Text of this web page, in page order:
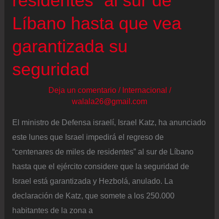
Netanyahu
Líbano hasta que vea
garantizada su
seguridad
Deja un comentario / Internacional /
walala26@gmail.com
El ministro de Defensa israelí, Israel Katz, ha anunciado
este lunes que Israel impedirá el regreso de
“centenares de miles de residentes” al sur de Líbano
hasta que el ejército considere que la seguridad de
Israel está garantizada y Hezbolá, anulado. La
declaración de Katz, que somete a los 250.000
habitantes de la zona a